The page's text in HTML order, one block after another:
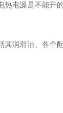
热电源是不能开
其润滑油、各个